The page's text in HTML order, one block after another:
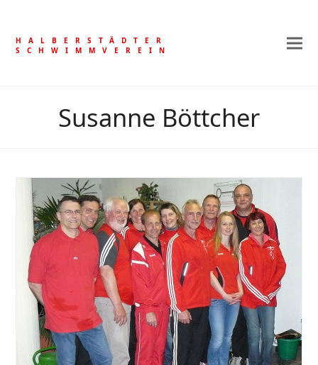
HALBERSTÄDTER
SCHWIMMVEREIN
Susanne Böttcher